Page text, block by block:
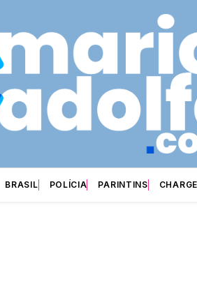
BRASIL POLÍCIA PARINTINS